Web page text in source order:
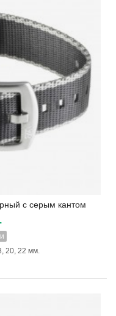
с серым кантом
20, 22 мм.